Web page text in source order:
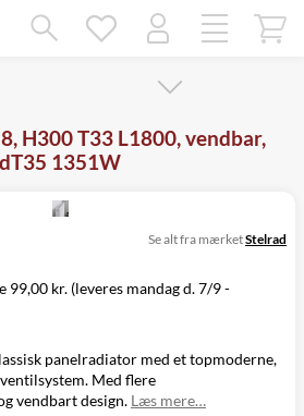
H300 T33 L1800, vendbar,
dT35 1351W
99,00 kr. (leveres mandag d. 7/9 -
Leveres
Mandag d. 7/9
-
Se alt fra mærketStelrad
panelradiator med et topmoderne,
Med flere
vendbart design. Læs mere…